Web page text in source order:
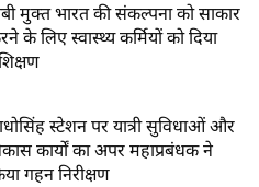
मुक्त भारत की संकल्पना को साकार
के लिए स्वास्थ्य कर्मियों को दिया
स्टेशन पर यात्री सुविधाओं और
कार्यों का अपर महाप्रबंधक ने
गहन निरीक्षण